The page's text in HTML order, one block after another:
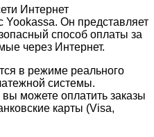
Интернет
Yookassa. Он представляет
способ оплаты за
через Интернет.
в режиме реального
системы.
можете оплатить заказы
карты (Visa,